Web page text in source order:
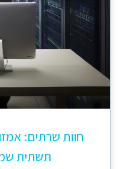
חוות שרתים:
תשתית